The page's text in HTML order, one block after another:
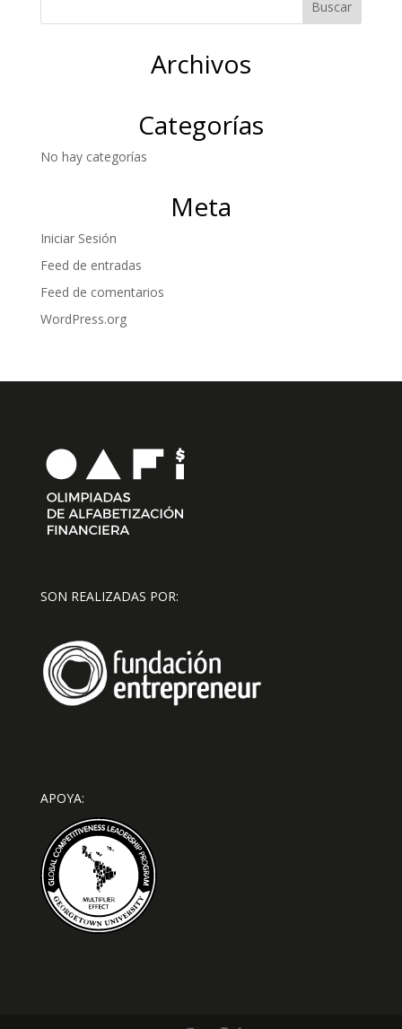
Archivos
Categorías
No hay categorías
Meta
Iniciar Sesión
Feed de entradas
Feed de comentarios
WordPress.org
SON REALIZADAS POR:
APOYA: